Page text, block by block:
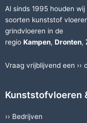
Al sinds 1995 houden
soorten kunststof
grindvloeren in de
regio Kampen, Dronten,
Vraag vrijblijvend een ››
Kunststofvloeren
›› Bedrijven